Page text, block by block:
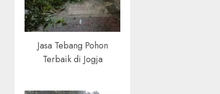
Jasa Tebang Pohon
Terbaik di Jogja